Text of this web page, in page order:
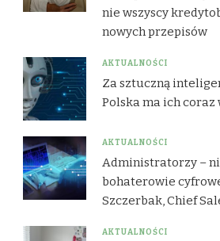
nie wszyscy
nowych przepisów
AKTUALNOŚCI
Za sztuczną
Polska ma ich coraz
AKTUALNOŚCI
Administratorzy –
bohaterowie
Szczerbak, Chief
AKTUALNOŚCI